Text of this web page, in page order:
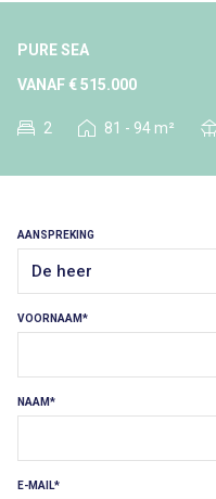
PURE SEA
VANAF € 515.000
2 81 - 94 m²
De heer
AANSPREKING
VOORNAAM
NAAM
E-MAIL